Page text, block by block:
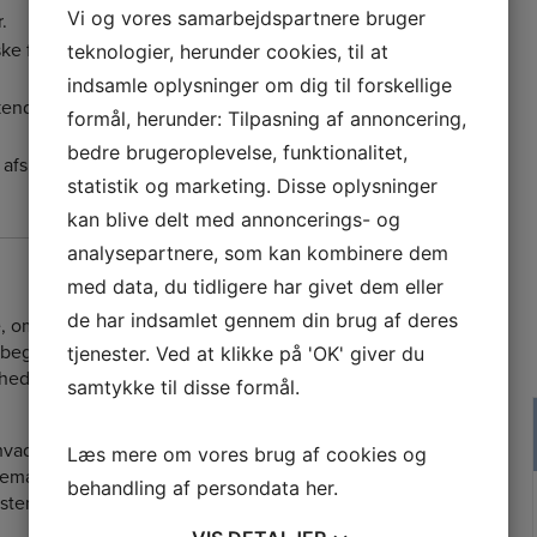
forhold, som du vælger at tage stilling
og adgang til Min sidste vilje før
har adgang til at læse dine
om der foreligger en digital Min sidste
bisættelsen, får derefter
for at arrangere begravelsen eller
der er registreret på eget cpr-
vedr. elektronisk
Vi og vores samarbejdspartnere bruger
teknologier, herunder cookies, til at
indsamle oplysninger om dig til forskellige
formål, herunder: Tilpasning af annoncering,
bedre brugeroplevelse, funktionalitet,
statistik og marketing. Disse oplysninger
kan blive delt med annoncerings- og
analysepartnere, som kan kombinere dem
med data, du tidligere har givet dem eller
de har indsamlet gennem din brug af deres
tjenester. Ved at klikke på 'OK' giver du
samtykke til disse formål.
Læs mere om vores brug af cookies og
behandling af persondata her.